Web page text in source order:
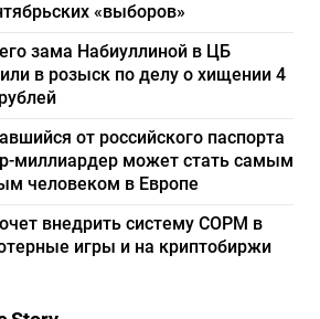
«выборов»
зама Набиуллиной в ЦБ
в розыск по делу о хищении 4
от российского паспорта
миллиардер может стать самым
человеком в Европе
внедрить систему СОРМ в
игры и на криптобиржи